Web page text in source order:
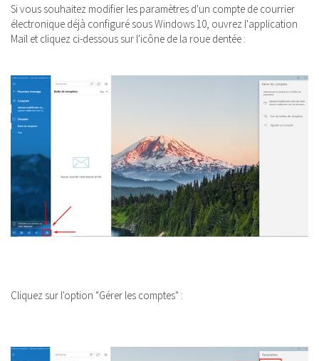
Si vous souhaitez modifier les paramètres d'un compte de courrier
électronique déjà configuré sous Windows 10, ouvrez l'application
Mail et cliquez ci-dessous sur l'icône de la roue dentée :
Cliquez sur l'option "Gérer les comptes" :